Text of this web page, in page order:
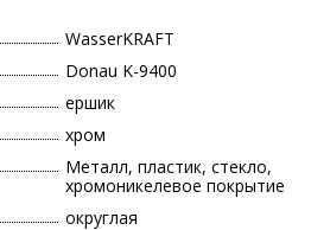
WasserKRAFT
Donau K-9400
ершик
хром
Металл, пластик, стекло,
хромоникелевое покрытие
округлая